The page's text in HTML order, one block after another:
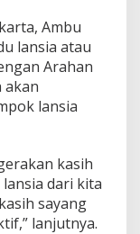
Ambu
lansia atau
Arahan
akan
lansia
kasih
dari kita
sayang
lanjutnya.